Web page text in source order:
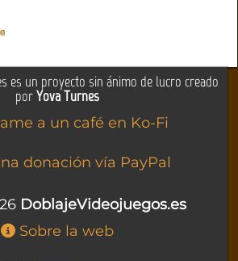
es un proyecto sin ánimo de lucro creado
porYova Turnes
a un café en Ko-Fi
donación vía PayPal
DoblajeVideojuegos.es
Sobre la web